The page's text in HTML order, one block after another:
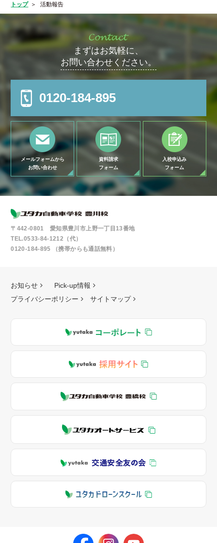
トップ 活動報告
まずはお気軽に、
お問い合わせください。
0120-184-895
メールフォームから
お問い合わせ
資料請求
フォーム
入校申込み
フォーム
〒442-0801 愛知県豊川市上野一丁目13番地
TEL.0533-84-1212（代）
0120-184-895 （携帯からも通話無料）
お知らせ
Pick-up情報
プライバシーポリシー
サイトマップ